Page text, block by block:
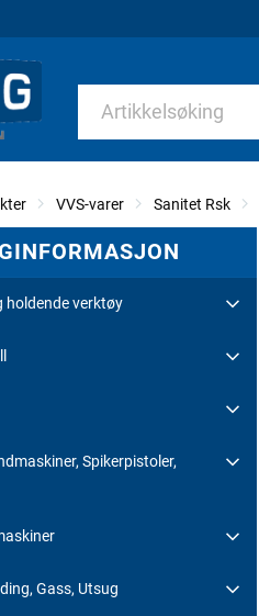
VVS-varer Sanitet Rsk
holdende verktøy
Spikerpistoler,
Gass, Utsug